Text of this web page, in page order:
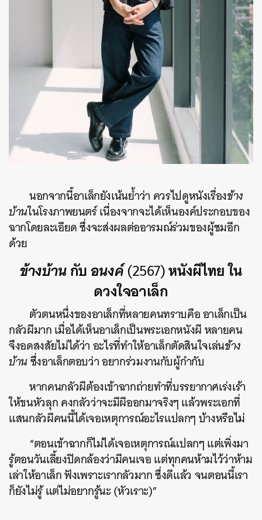
นอกจากนี้อาเล็กยังเน้นย้ำว่า ควรไปดูหนังเรื่องข้าง
บ้านในโรงภาพยนตร์ เนื่องจากจะได้เห็นองค์ประกอบของ
ฉากโดยละเอียด ซึ่งจะส่งผลต่ออารมณ์ร่วมของผู้ชมอีก
ด้วย
ข้างบ้านกับอนงค์(2567)หนังผีไทย ใน
ดวงใจอาเล็ก
ตัวตนหนึ่งของอาเล็กที่หลายคนทราบคือ อาเล็กเป็น
กลัวผีมาก เมื่อได้เห็นอาเล็กเป็นพระเอกหนังผี หลายคน
จึงอดสงสัยไม่ได้ว่า อะไรที่ทำให้อาเล็กตัดสินใจเล่นข้าง
บ้านซึ่งอาเล็กตอบว่า อยากร่วมงานกับผู้กำกับ
หากคนกลัวผีต้องเข้าฉากถ่ายทำที่บรรยากาศเร่งเร้า
ให้ขนหัวลุก คงกลัวว่าจะมีผีออกมาจริงๆ แล้วพระเอกที่
แสนกลัวผีคนนี้ได้เจอเหตุการณ์อะไรแปลกๆ บ้างหรือไม่
“ตอนเข้าฉากก็ไม่ได้เจอเหตุการณ์แปลกๆ แต่เพิ่งมา
รู้ตอนวันเลี้ยงปิดกล้องว่ามีคนเจอ แต่ทุกคนห้ามไว้ว่าห้าม
เล่าให้อาเล็ก ฟังเพราะเรากลัวมาก ซึ่งดีแล้ว จนตอนนี้เรา
ก็ยังไม่รู้ แต่ไม่อยากรู้นะ (หัวเราะ)”